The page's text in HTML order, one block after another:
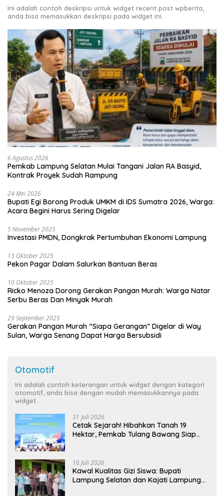
Ini adalah contoh deskripsi untuk widget recent post wpberita,
anda bisa memasukkan deskripsi pada widget ini.
6 Agustus 2026
Pemkab Lampung Selatan Mulai Tangani Jalan RA Basyid,
Kontrak Proyek Sudah Rampung
24 Mei 2026
Bupati Egi Borong Produk UMKM di IDS Sumatra 2026, Warga:
Acara Begini Harus Sering Digelar
5 November 2025
Investasi PMDN, Dongkrak Pertumbuhan Ekonomi Lampung
13 Oktober 2025
Pekon Pagar Dalam Salurkan Bantuan Beras
10 Oktober 2025
Ricko Menoza Dorong Gerakan Pangan Murah: Warga Natar
Serbu Beras Dan Minyak Murah
29 September 2025
Gerakan Pangan Murah “Siapa Gerangan” Digelar di Way
Sulan, Warga Senang Dapat Harga Bersubsidi
Otomotif
Ini adalah contoh keterangan untuk widget dengan kategori
otomotif, anda bisa dengan mudah memasukkannya pada
widget.
31 Juli 2026
Cetak Sejarah! Hibahkan Tanah 19
Hektar, Pemkab Tulang Bawang Siap
16 Juli 2026
Kawal Kualitas Gizi Siswa: Bupati
Lampung Selatan dan Kajati Lampung